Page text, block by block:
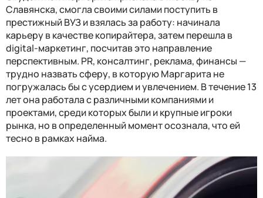
Славянска, смогла своими силами поступить в
престижный ВУЗ и взялась за работу: начинала
карьеру в качестве копирайтера, затем перешла в
digital-маркетинг, посчитав это направление
перспективным. PR, консалтинг, реклама, финансы —
трудно назвать сферу, в которую Маргарита не
погружалась бы с усердием и увлечением. В течение 13
лет она работала с различными компаниями и
проектами, среди которых были и крупные игроки
рынка, но в определенный момент осознала, что ей
тесно в рамках найма.